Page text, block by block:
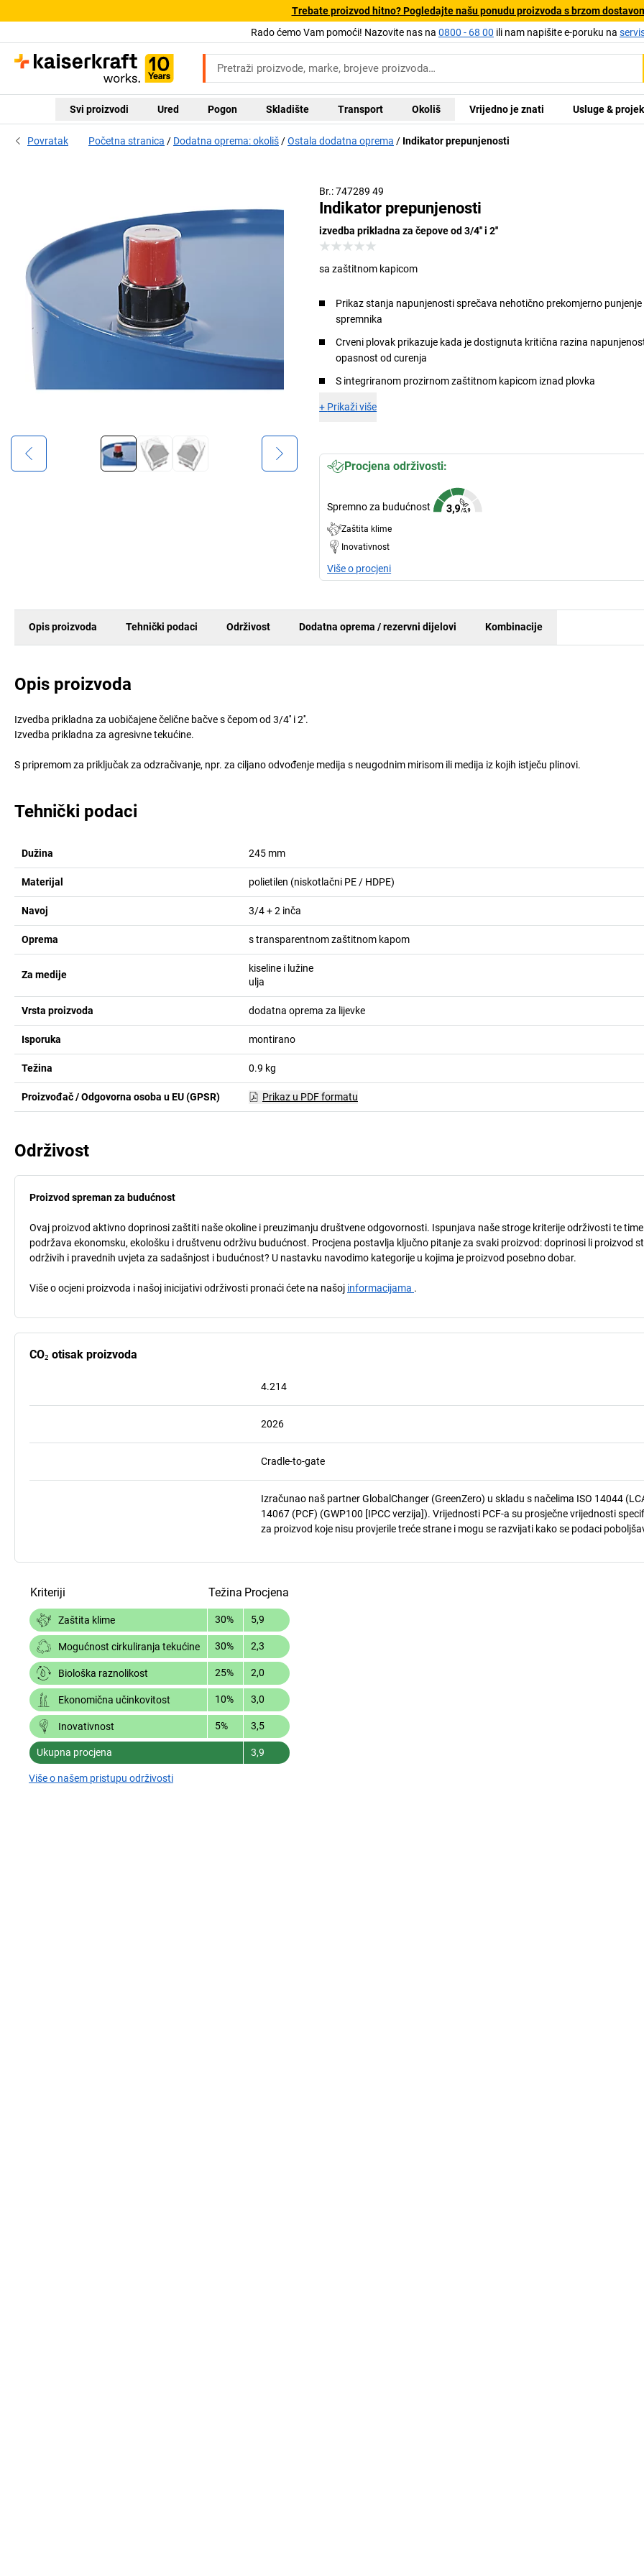
Trebate proizvod hitno? Pogledajte našu ponudu proizvoda s brzom
Rado ćemo Vam pomoći! Nazovite nas na 0800 - 68 00 ili nam napišite e-poruku na
Svi proizvodi Ured Pogon Skladište Transport Okoliš Vrijedno je znati Usluge &
Povratak Početna stranica Dodatna oprema: okoliš Ostala dodatna oprema Indikator prepunjenosti
Br.: 747289 49
Indikator prepunjenosti
izvedba prikladna za čepove od 3/4'' i 2''
sa zaštitnom kapicom
Prikaz stanja napunjenosti sprečava nehotično prekomjerno punjenje
spremnika
Crveni plovak prikazuje kada je dostignuta kritična razina
opasnost od curenja
S integriranom prozirnom zaštitnom kapicom iznad plovka
+ Prikaži više
Procjena održivosti:
Spremno za budućnost
Zaštita klime
Inovativnost
Više o procjeni
Opis proizvoda Tehnički podaci Održivost Dodatna oprema / rezervni dijelovi Kombinacije
Opis proizvoda
Izvedba prikladna za uobičajene čelične bačve s čepom od 3/4'' i 2''.
Izvedba prikladna za agresivne tekućine.
S pripremom za priključak za odzračivanje, npr. za ciljano odvođenje medija s neugodnim mirisom ili medija iz kojih istječu plinovi.
Tehnički podaci
Dužina 245 mm
Materijal polietilen (niskotlačni PE / HDPE)
Navoj 3/4 + 2 inča
Oprema s transparentnom zaštitnom kapom
Za medije
kiseline i lužine
ulja
Vrsta proizvoda dodatna oprema za lijevke
Isporuka montirano
Težina 0.9 kg
Proizvođač / Odgovorna osoba u EU (GPSR) Prikaz u PDF formatu
Održivost
Proizvod spreman za budućnost
Ovaj proizvod aktivno doprinosi zaštiti naše okoline i preuzimanju društvene odgovornosti. Ispunjava naše stroge kriterije održivosti te time
podržava ekonomsku, ekološku i društvenu održivu budućnost. Procjena postavlja ključno pitanje za svaki proizvod: doprinosi li proizvod
održivih i pravednih uvjeta za sadašnjost i budućnost? U nastavku navodimo kategorije u kojima je proizvod posebno dobar.
Više o ocjeni proizvoda i našoj inicijativi održivosti pronaći ćete na našoj informacijama .
CO₂ otisak proizvoda
4.214
2026
Cradle-to-gate
Izračunao naš partner GlobalChanger (GreenZero) u skladu s načelima ISO 14044
14067 (PCF) (GWP100 [IPCC verzija]). Vrijednosti PCF-a su prosječne vrijednosti
za proizvod koje nisu provjerile treće strane i mogu se razvijati kako se podaci
Kriteriji Težina Procjena
Zaštita klime 30% 5,9
Mogućnost cirkuliranja tekućine 30% 2,3
Biološka raznolikost 25% 2,0
Ekonomična učinkovitost 10% 3,0
Inovativnost 5% 3,5
Ukupna procjena 3,9
Više o našem pristupu održivosti